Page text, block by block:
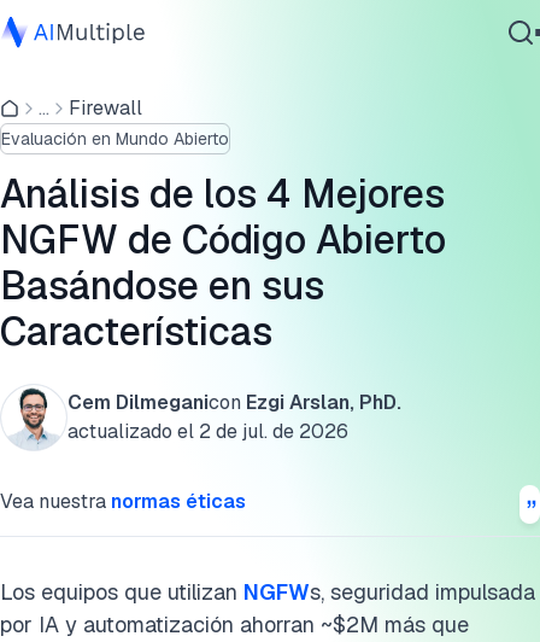
IA agencial
Ciberseguridad
Datos
Software empresarial
Servicios
... Firewall
Evaluación en Mundo Abierto
Análisis de los 4 Mejores
NGFW de Código Abierto
Basándose en sus
Características
Cem Dilmeganicon Ezgi Arslan, PhD.
actualizado el 2 de jul. de 2026
Vea nuestra normas éticas
Los equipos que utilizan NGFWs, seguridad impulsada
por IA y automatización ahorran ~$2M más que
Los 4 Mejores NGFW
2. Untangle
3. Smoothwall
4. Zenarmor
Características clave de los NGFW de código abierto
Preguntas frecuentes
Cita esta investigación